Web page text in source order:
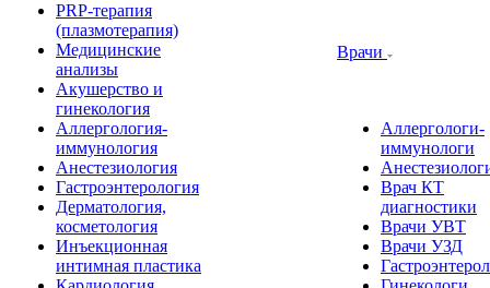
PRP-терапия
(плазмотерапия)
Медицинские
анализы
Акушерство и
гинекология
Аллергология-
иммунология
Анестезиология
Гастроэнтерология
Дерматология,
косметология
Инъекционная
интимная пластика
Врачи
Аллергологи-
иммунологи
Врач КТ
диагностики
Врачи УВТ
Врачи УЗД